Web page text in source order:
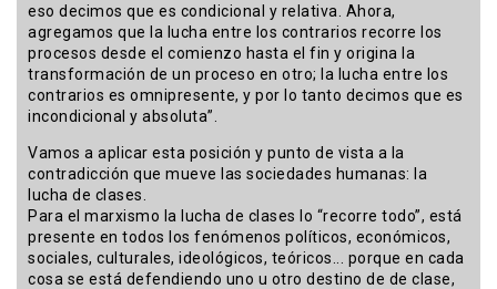
eso decimos que es condicional y relativa. Ahora,
agregamos que la lucha entre los contrarios recorre los
procesos desde el comienzo hasta el fin y origina la
transformación de un proceso en otro; la lucha entre los
contrarios es omnipresente, y por lo tanto decimos que es
incondicional y absoluta”.
Vamos a aplicar esta posición y punto de vista a la
contradicción que mueve las sociedades humanas: la
lucha de clases.
Para el marxismo la lucha de clases lo “recorre todo”, está
presente en todos los fenómenos políticos, económicos,
sociales, culturales, ideológicos, teóricos... porque en cada
cosa se está defendiendo uno u otro destino de de clase,